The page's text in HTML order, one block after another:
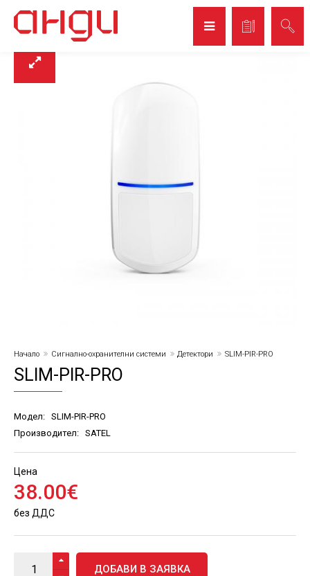
Начало Сигнално-охранителни системи Детектори SLIM-PIR-PRO
SLIM-PIR-PRO
Модел: SLIM-PIR-PRO
Производител: SATEL
Цена
38.00€
без ДДС
ДОБАВИ В ЗАЯВКА